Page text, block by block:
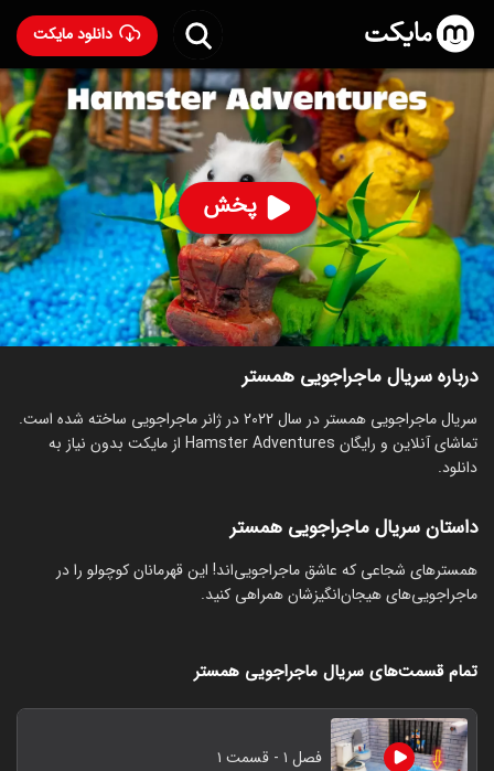
دانلود مایکت
پخش
سریال ماجراجویی همستر- Hamster Adventures 2022
۱۶۷ 90%
ساخت آمریکا سال 2022
رده سنی ۷+
سریال
ماجراجویی کمدی
توضیحات قسمت‌ها سریال‌های مشابه
درباره سریال ماجراجویی همستر
سریال ماجراجویی همستر در سال 2022 در ژانر ماجراجویی ساخته شده است.
تماشای آنلاین و رایگان Hamster Adventures از مایکت بدون نیاز به
دانلود.
داستان سریال ماجراجویی همستر
‏همسترهای شجاعی که عاشق ماجراجویی‌اند! این قهرمانان کوچولو را در
ماجراجویی‌های هیجان‌انگیزشان همراهی کنید.
تمام قسمت‌های سریال ماجراجویی همستر
فصل ۱ - قسمت ۱